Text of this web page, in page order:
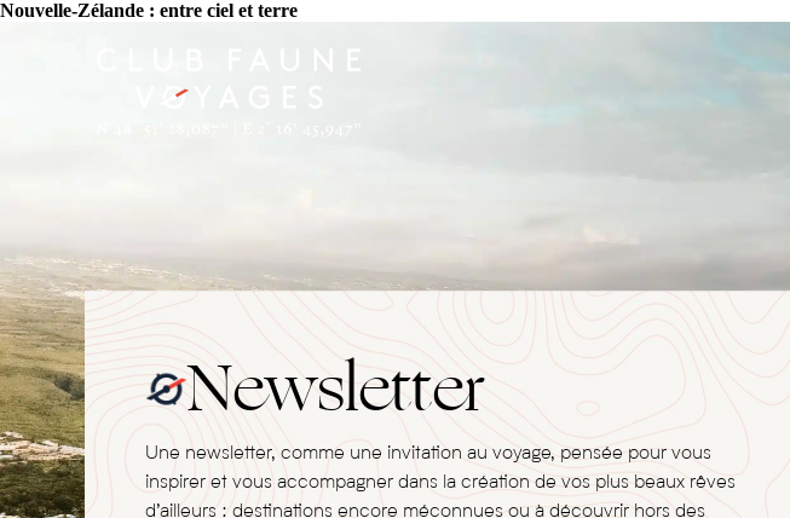
Nouvelle-Zélande : entre ciel et terre
Newsletter
Une newsletter, comme une invitation au voyage, pensée pour vous
inspirer et vous accompagner dans la création de vos plus beaux rêves
d’ailleurs : destinations encore méconnues ou à découvrir hors des